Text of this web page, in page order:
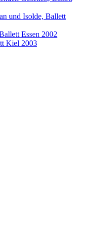
und Isolde, Ballett
Essen 2002
Kiel 2003